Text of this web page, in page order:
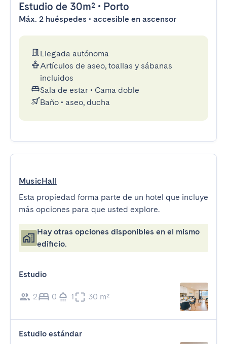
Estudio de 30m² • Porto
Máx. 2 huéspedes • accesible en ascensor
Llegada autónoma
Artículos de aseo, toallas y sábanas
incluidos
Sala de estar • Cama doble
Baño • aseo, ducha
MusicHall
Esta propiedad forma parte de un hotel que incluye
más opciones para que usted explore.
Hay otras opciones disponibles en el mismo
edificio.
Estudio
2 0 1 30 m²
Estudio estándar